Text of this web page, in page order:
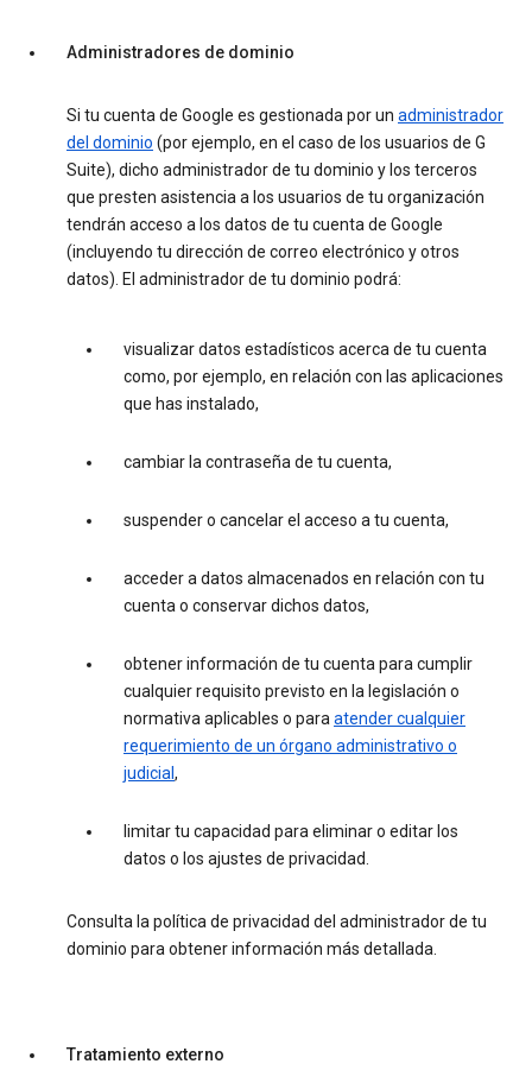
Administradores de dominio
Si tu cuenta de Google es gestionada por un administrador
del dominio (por ejemplo, en el caso de los usuarios de G
Suite), dicho administrador de tu dominio y los terceros
que presten asistencia a los usuarios de tu organización
tendrán acceso a los datos de tu cuenta de Google
(incluyendo tu dirección de correo electrónico y otros
datos). El administrador de tu dominio podrá:
visualizar datos estadísticos acerca de tu cuenta
como, por ejemplo, en relación con las aplicaciones
que has instalado,
cambiar la contraseña de tu cuenta,
suspender o cancelar el acceso a tu cuenta,
acceder a datos almacenados en relación con tu
cuenta o conservar dichos datos,
obtener información de tu cuenta para cumplir
cualquier requisito previsto en la legislación o
normativa aplicables o paraatender cualquier
requerimiento de un órgano administrativo o
judicial,
limitar tu capacidad para eliminar o editar los
datos o los ajustes de privacidad.
Consulta la política de privacidad del administrador de tu
dominio para obtener información más detallada.
Tratamiento externo